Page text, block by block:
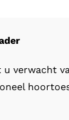
verwacht